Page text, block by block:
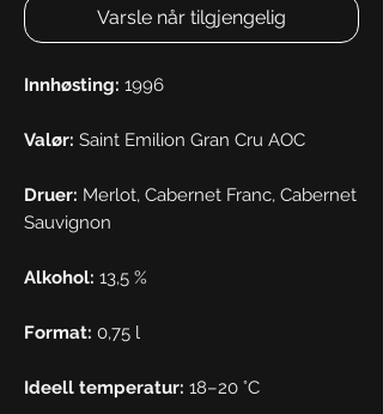
Varsle når tilgjengelig
Innhøsting: 1996
Valør: Saint Emilion Gran Cru AOC
Druer: Merlot, Cabernet Franc, Cabernet
Sauvignon
Alkohol: 13,5 %
Format: 0,75 l
Ideell temperatur: 18–20 °C